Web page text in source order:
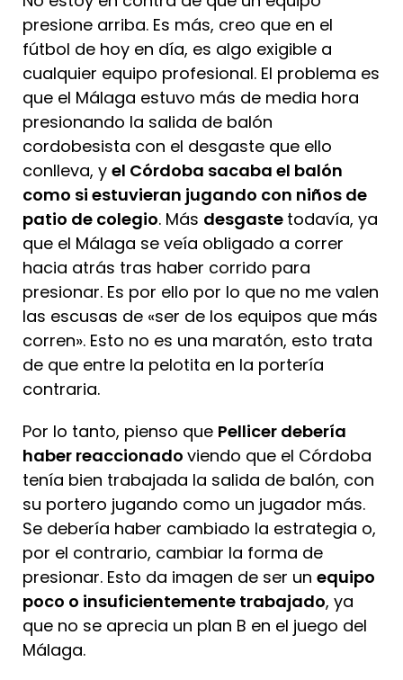
presione arriba. Es más, creo que en el
fútbol de hoy en día, es algo exigible a
cualquier equipo profesional. El problema es
que el Málaga estuvo más de media hora
presionando la salida de balón
cordobesista con el desgaste que ello
conlleva, y el Córdoba sacaba el balón
como si estuvieran jugando con niños de
patio de colegio. Más desgaste todavía, ya
que el Málaga se veía obligado a correr
hacia atrás tras haber corrido para
presionar. Es por ello por lo que no me valen
las escusas de «ser de los equipos que más
corren». Esto no es una maratón, esto trata
de que entre la pelotita en la portería
contraria.
Por lo tanto, pienso que Pellicer debería
haber reaccionado viendo que el Córdoba
tenía bien trabajada la salida de balón, con
su portero jugando como un jugador más.
Se debería haber cambiado la estrategia o,
por el contrario, cambiar la forma de
presionar. Esto da imagen de ser un equipo
poco o insuficientemente trabajado, ya
que no se aprecia un plan B en el juego del
Málaga.